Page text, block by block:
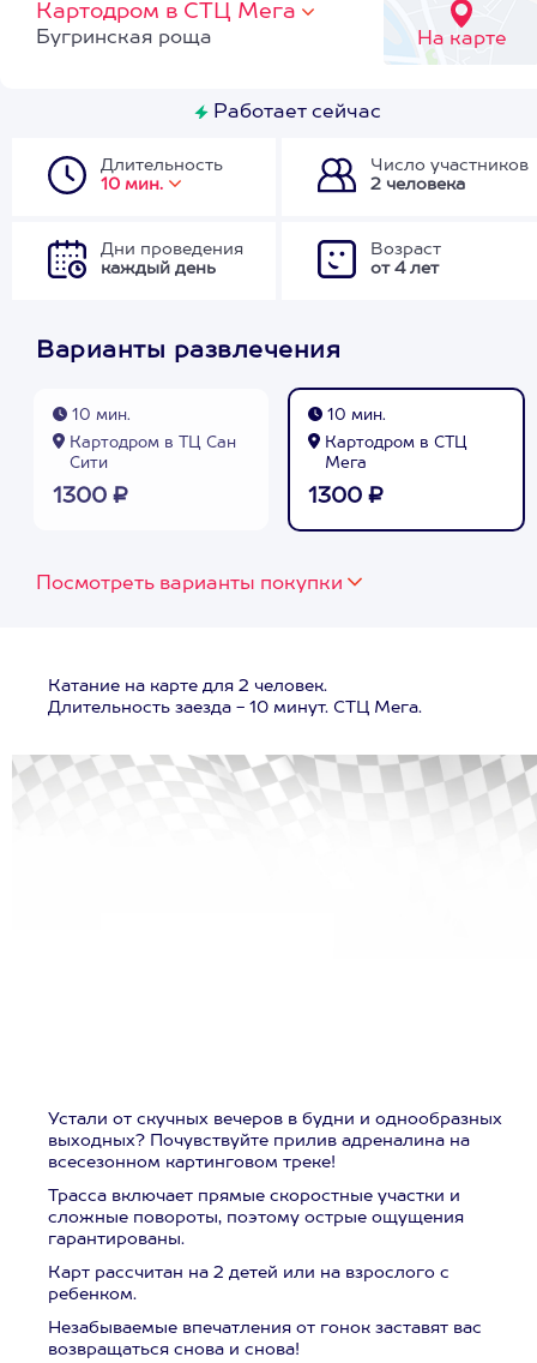
Картодром в СТЦ Мега
На карте
Бугринская роща
Работает сейчас
Длительность
10 мин.
Число участников
2 человека
Дни проведения
каждый день
Возраст
от 4 лет
Варианты развлечения
10 мин.
Картодром в ТЦ Сан
Сити
1300 ₽
10 мин.
Картодром в СТЦ
Мега
1300 ₽
Посмотреть варианты покупки
Катание на карте для 2 человек.
Длительность заезда - 10 минут. СТЦ Мега.
Устали от скучных вечеров в будни и однообразных
выходных? Почувствуйте прилив адреналина на
всесезонном картинговом треке!
Трасса включает прямые скоростные участки и
сложные повороты, поэтому острые ощущения
гарантированы.
Карт рассчитан на 2 детей или на взрослого с
ребенком.
Незабываемые впечатления от гонок заставят вас
возвращаться снова и снова!